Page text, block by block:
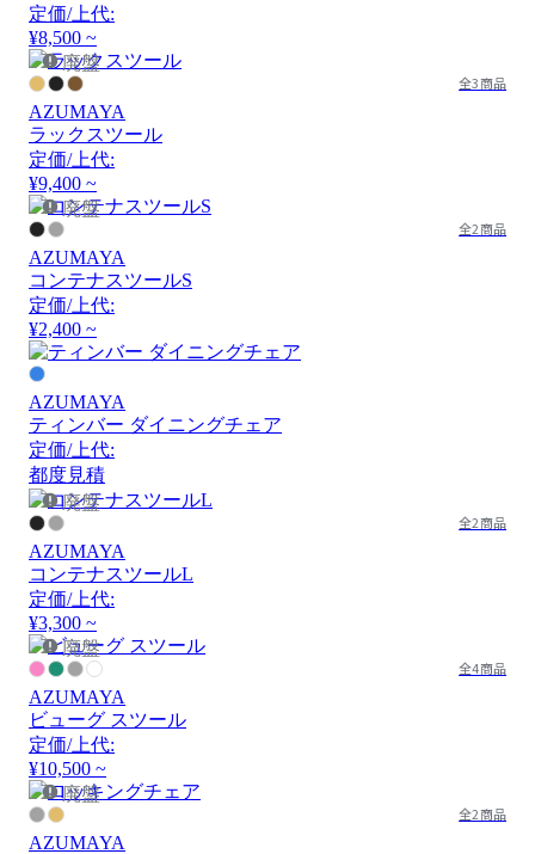
定価/上代:
¥8,500 ~
廃盤
全3商品
AZUMAYA
ラックスツール
定価/上代:
¥9,400 ~
廃盤
全2商品
AZUMAYA
コンテナスツールS
定価/上代:
¥2,400 ~
AZUMAYA
ティンバー ダイニングチェア
定価/上代:
都度見積
廃盤
全2商品
AZUMAYA
コンテナスツールL
定価/上代:
¥3,300 ~
廃盤
全4商品
AZUMAYA
ビューグ スツール
定価/上代:
¥10,500 ~
廃盤
全2商品
AZUMAYA